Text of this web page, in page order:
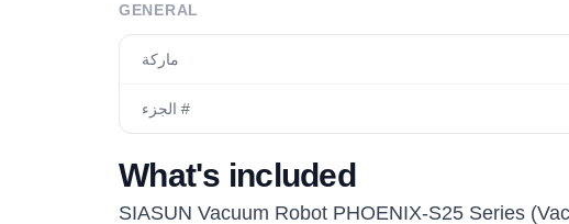
GENERAL
ماركة
الجزء #
What's included
SIASUN Vacuum Robot PHOENIX-S25 Series